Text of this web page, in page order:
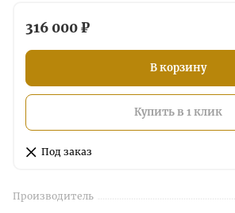
316 000 ₽
В корзину
Купить в 1 клик
Под заказ
Производитель